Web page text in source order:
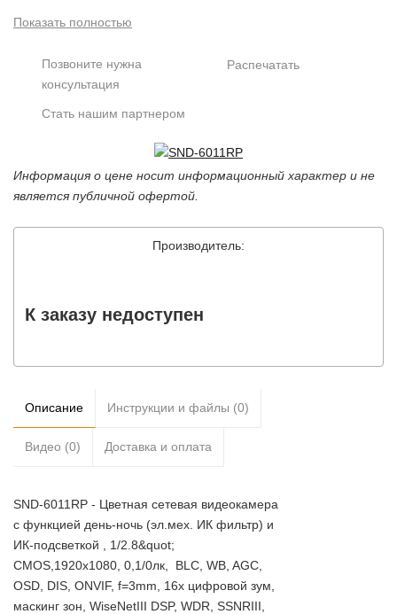
цифровой зум, маскинг зон, WiseNetIII DSP, WDR,
H.264, M- JPEG, 50к/сек, 10/100 Base-T Ethernet,
аудио : 1вх / 1 вых., SDXC-порт для карты записи,
аудиодетектор, питание DC 12V / AC 24V / PoE,
Показать полностью
Позвоните нужна
консультация
Распечатать
Стать нашим партнером
Информация о цене носит информационный характер и не
является публичной офертой.
Производитель:
К заказу недоступен
Описание Инструкции и файлы (0)
Видео (0) Доставка и оплата
SND-6011RP - Цветная сетевая видеокамера
с функцией день-ночь (эл.мех. ИК фильтр) и
ИК-подсветкой , 1/2.8&quot;
CMOS,1920x1080, 0,1/0лк, BLC, WB, AGC,
OSD, DIS, ONVIF, f=3mm, 16x цифровой зум,
маскинг зон, WiseNetIII DSP, WDR, SSNRIII,